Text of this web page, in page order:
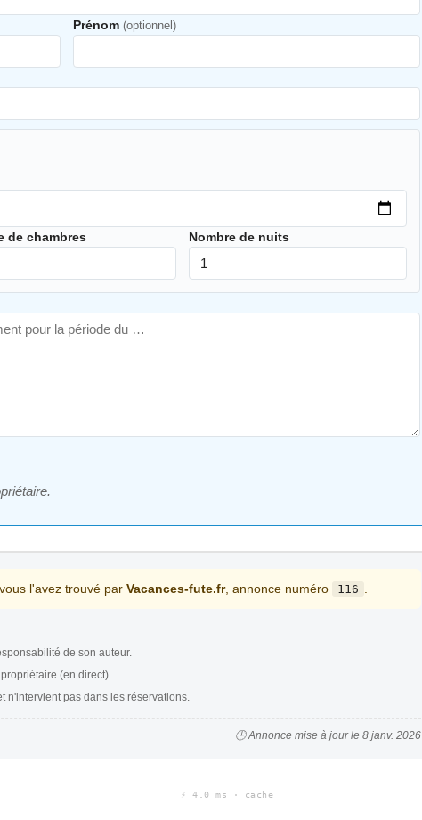
Prénom (optionnel)
de chambres Nombre de nuits
l'avez trouvé par Vacances-fute.fr, annonce numéro 116
de son auteur.
(en direct).
n'intervient pas dans les réservations.
🕒 Annonce mise à jour le 8 janv. 2026
⚡ 4.0 ms · cache